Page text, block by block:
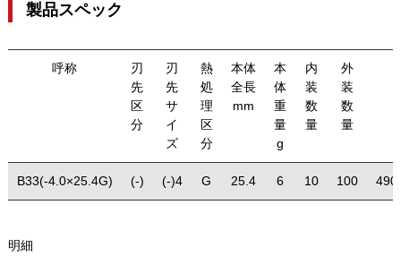
製品スペック
呼称
刃
先
区
分
刃
先
サ
イ
ズ
熱
処
理
区
分
本体
全長
mm
本
体
重
量
g
内
装
数
量
外
装
数
量
B33(-4.0×25.4G) (-) (-)4 G 25.4 6 10 100
明細